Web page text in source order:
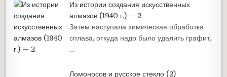
Из истории создания искусственных
алмазов (1940 г.) — 2
Затем наступала химическая обработка
сплава, откуда надо было удалить графит,
…
Ломоносов и русское стекло (2)